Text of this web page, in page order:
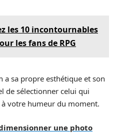
les 10 incontournables
les fans de RPG
a sa propre esthétique et son
de sélectionner celui qui
votre humeur du moment.
une photo